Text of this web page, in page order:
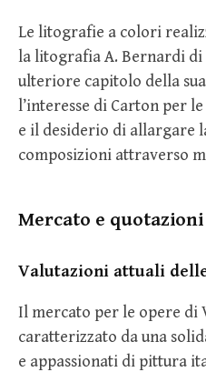
Le litografie a colori
la litografia A. Bernardi
ulteriore capitolo della
l’interesse di Carton per
e il desiderio di allargare
composizioni attraverso
Mercato e quotazioni
Valutazioni attuali
Il mercato per le opere di
caratterizzato da una
e appassionati di pittura